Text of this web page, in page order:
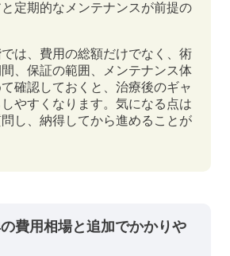
定期的なメンテナンスが前提の
は、費用の総額だけでなく、術
、保証の範囲、メンテナンス体
確認しておくと、治療後のギャ
やすくなります。気になる点は
し、納得してから進めることが
費用相場と追加でかかりや